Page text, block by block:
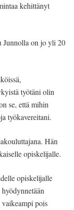
kehittänyt
Junnolla on jo yli 20
työtäni olin
se, että mihin
työkavereitani.
Hän
opiskelijalle.
opiskelijalle
pois